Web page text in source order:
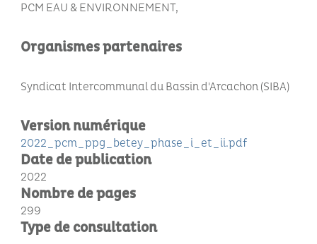
PCM EAU & ENVIRONNEMENT
Organismes partenaires
Syndicat Intercommunal du Bassin d'Arcachon (SIBA)
Version numérique
2022_pcm_ppg_betey_phase_i_et_ii.pdf
Date de publication
2022
Nombre de pages
299
Type de consultation